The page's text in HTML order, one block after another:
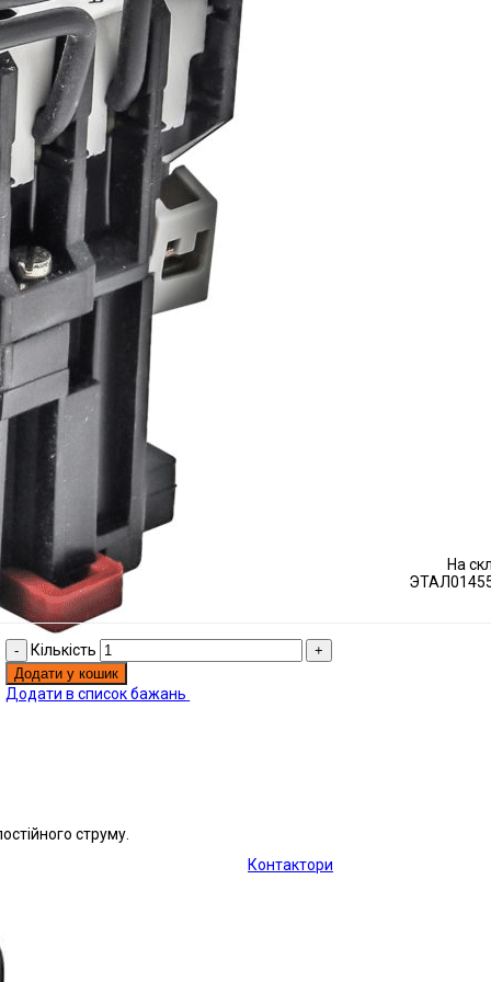
Контактори
На
Кількість
Додати у кошик
Додати в список бажань
струму.